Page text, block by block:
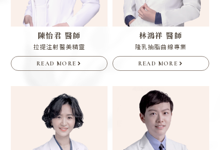
陳怡君 醫師
拉提注射醫美精靈
READ MORE
林鴻祥 醫師
隆乳抽脂曲線專業
READ MORE